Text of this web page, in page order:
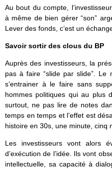
Au bout du compte,
à même de bien gérer “son”
Lever des fonds, c’est un
Savoir sortir des clous du BP
Auprès des investisseurs, la
pas à faire “slide par slide”.
s’entrainer à le faire sans
hommes politiques qui au plus
surtout, ne pas lire de notes
temps en temps et l’effet est
histoire en 30s, une minute, cinq
Les investisseurs vont alors
d’exécution de l’idée. Ils vont
intellectuelle, sa capacité à